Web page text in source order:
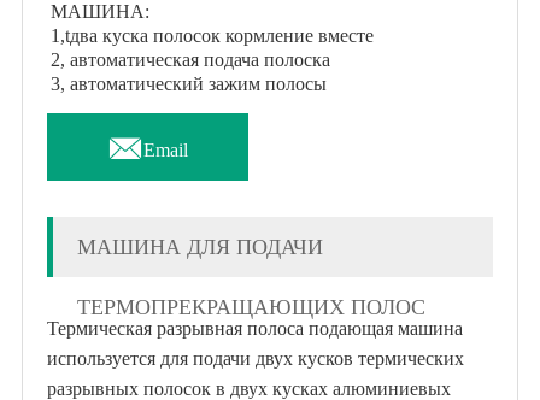
МАШИНА:
1,tдва куска полосок кормление вместе
2, автоматическая подача полоска
3, автоматический зажим полосы
Email
МАШИНА ДЛЯ ПОДАЧИ
ТЕРМОПРЕКРАЩАЮЩИХ ПОЛОС
Термическая разрывная полоса подающая машина
используется для подачи двух кусков термических
разрывных полосок в двух кусках алюминиевых